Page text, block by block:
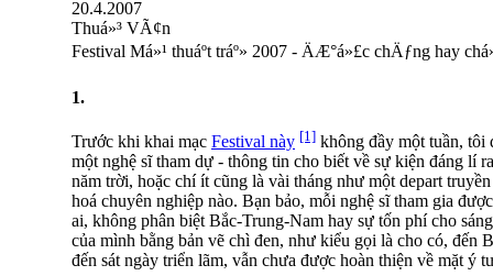
20.4.2007
Thuá»³ VÃ¢n
Festival Má»¹ thuáº­t tráº» 2007 - ÄÆ°á»£c chÄƒng hay
1.
Trước khi khai mạc Festival này [1] không đầy một tuần, tôi
một nghệ sĩ tham dự - thông tin cho biết về sự kiện đáng lí
năm trời, hoặc chí ít cũng là vài tháng như một depart
hoá chuyên nghiệp nào. Bạn bảo, mỗi nghệ sĩ tham gia
ai, không phân biệt Bắc-Trung-Nam hay sự tốn phí cho
của mình bằng bản vẽ chì đen, như kiểu gọi là cho có, đến
đến sát ngày triển lãm, vẫn chưa được hoàn thiện về mặt ý